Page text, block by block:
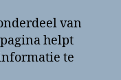
van
helpt
te